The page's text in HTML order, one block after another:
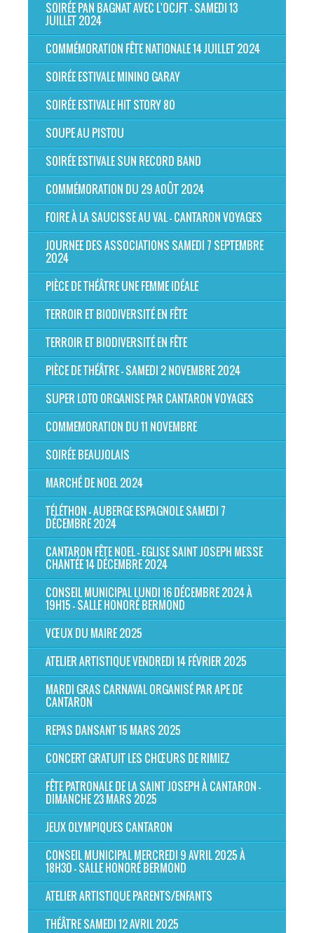
SOIRÉE PAN BAGNAT AVEC L'OCJFT - SAMEDI 13
JUILLET 2024
COMMÉMORATION FÊTE NATIONALE 14 JUILLET 2024
SOIRÉE ESTIVALE MININO GARAY
SOIRÉE ESTIVALE HIT STORY 80
SOUPE AU PISTOU
SOIRÉE ESTIVALE SUN RECORD BAND
COMMÉMORATION DU 29 AOÛT 2024
FOIRE À LA SAUCISSE AU VAL - CANTARON VOYAGES
JOURNEE DES ASSOCIATIONS SAMEDI 7 SEPTEMBRE
2024
PIÈCE DE THÉÂTRE UNE FEMME IDÉALE
TERROIR ET BIODIVERSITÉ EN FÊTE
TERROIR ET BIODIVERSITÉ EN FÊTE
PIÈCE DE THÉÂTRE - SAMEDI 2 NOVEMBRE 2024
SUPER LOTO ORGANISE PAR CANTARON VOYAGES
COMMEMORATION DU 11 NOVEMBRE
SOIRÉE BEAUJOLAIS
MARCHÉ DE NOEL 2024
TÉLÉTHON - AUBERGE ESPAGNOLE SAMEDI 7
DÉCEMBRE 2024
CANTARON FÊTE NOEL - EGLISE SAINT JOSEPH MESSE
CHANTÉE 14 DÉCEMBRE 2024
CONSEIL MUNICIPAL LUNDI 16 DÉCEMBRE 2024 À
19H15 - SALLE HONORÉ BERMOND
VŒUX DU MAIRE 2025
ATELIER ARTISTIQUE VENDREDI 14 FÉVRIER 2025
MARDI GRAS CARNAVAL ORGANISÉ PAR APE DE
CANTARON
REPAS DANSANT 15 MARS 2025
CONCERT GRATUIT LES CHŒURS DE RIMIEZ
FÊTE PATRONALE DE LA SAINT JOSEPH À CANTARON -
DIMANCHE 23 MARS 2025
JEUX OLYMPIQUES CANTARON
CONSEIL MUNICIPAL MERCREDI 9 AVRIL 2025 À
18H30 - SALLE HONORÉ BERMOND
ATELIER ARTISTIQUE PARENTS/ENFANTS
THÉÂTRE SAMEDI 12 AVRIL 2025